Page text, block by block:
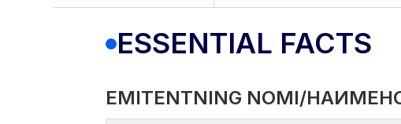
ESSENTIAL FACTS
EMITENTNING NOMI/